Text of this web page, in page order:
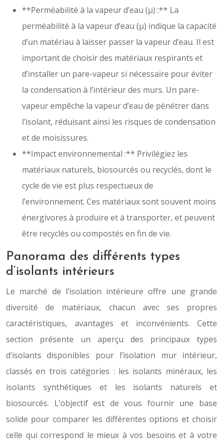
**Perméabilité à la vapeur d’eau (μ) :** La
perméabilité à la vapeur d’eau (μ) indique la capacité
d’un matériau à laisser passer la vapeur d’eau. Il est
important de choisir des matériaux respirants et
d’installer un pare-vapeur si nécessaire pour éviter
la condensation à l’intérieur des murs. Un pare-
vapeur empêche la vapeur d’eau de pénétrer dans
l’isolant, réduisant ainsi les risques de condensation
et de moisissures.
**Impact environnemental :** Privilégiez les
matériaux naturels, biosourcés ou recyclés, dont le
cycle de vie est plus respectueux de
l’environnement. Ces matériaux sont souvent moins
énergivores à produire et à transporter, et peuvent
être recyclés ou compostés en fin de vie.
Panorama des différents types
d’isolants intérieurs
Le marché de l’isolation intérieure offre une grande
diversité de matériaux, chacun avec ses propres
caractéristiques, avantages et inconvénients. Cette
section présente un aperçu des principaux types
d’isolants disponibles pour l’isolation mur intérieur,
classés en trois catégories : les isolants minéraux, les
isolants synthétiques et les isolants naturels et
biosourcés. L’objectif est de vous fournir une base
solide pour comparer les différentes options et choisir
celle qui correspond le mieux à vos besoins et à votre